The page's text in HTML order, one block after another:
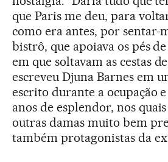
que Paris me deu, para
como era antes, por sentar-
bistrô, que apoiava os pés
em que soltavam as cestas
escreveu Djuna Barnes em
escrito durante a ocupação
anos de esplendor, nos
outras damas muito bem
também protagonistas da